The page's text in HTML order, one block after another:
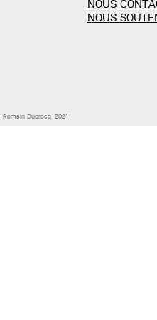
NOUS
NOUS
, Romain Ducrocq, 2021